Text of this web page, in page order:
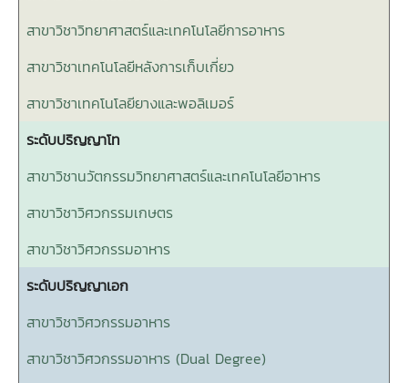
สาขาวิชาวิทยาศาสตร์และเทคโนโลยีการอาหาร
สาขาวิชาเทคโนโลยีหลังการเก็บเกี่ยว
สาขาวิชาเทคโนโลยียางและพอลิเมอร์
ระดับปริญญาโท
สาขาวิชานวัตกรรมวิทยาศาสตร์และเทคโนโลยีอาหาร
สาขาวิชาวิศวกรรมเกษตร
สาขาวิชาวิศวกรรมอาหาร
ระดับปริญญาเอก
สาขาวิชาวิศวกรรมอาหาร
สาขาวิชาวิศวกรรมอาหาร (Dual Degree)